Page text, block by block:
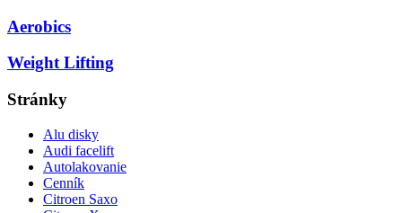
Aerobics
Weight Lifting
Stránky
Alu disky
Audi facelift
Autolakovanie
Cenník
Citroen Saxo